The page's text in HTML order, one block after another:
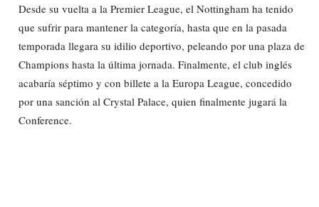
Desde su vuelta a la Premier League, el Nottingham ha tenido
que sufrir para mantener la categoría, hasta que en la pasada
temporada llegara su idilio deportivo, peleando por una plaza de
Champions hasta la última jornada. Finalmente, el club inglés
acabaría séptimo y con billete a la Europa League, concedido
por una sanción al Crystal Palace, quien finalmente jugará la
Conference.